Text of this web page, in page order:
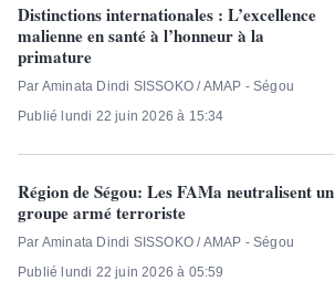
Distinctions internationales : L’excellence
malienne en santé à l’honneur à la
primature
Par Aminata Dindi SISSOKO / AMAP - Ségou
Publié lundi 22 juin 2026 à 15:34
Région de Ségou: Les FAMa neutralisent un
groupe armé terroriste
Par Aminata Dindi SISSOKO / AMAP - Ségou
Publié lundi 22 juin 2026 à 05:59